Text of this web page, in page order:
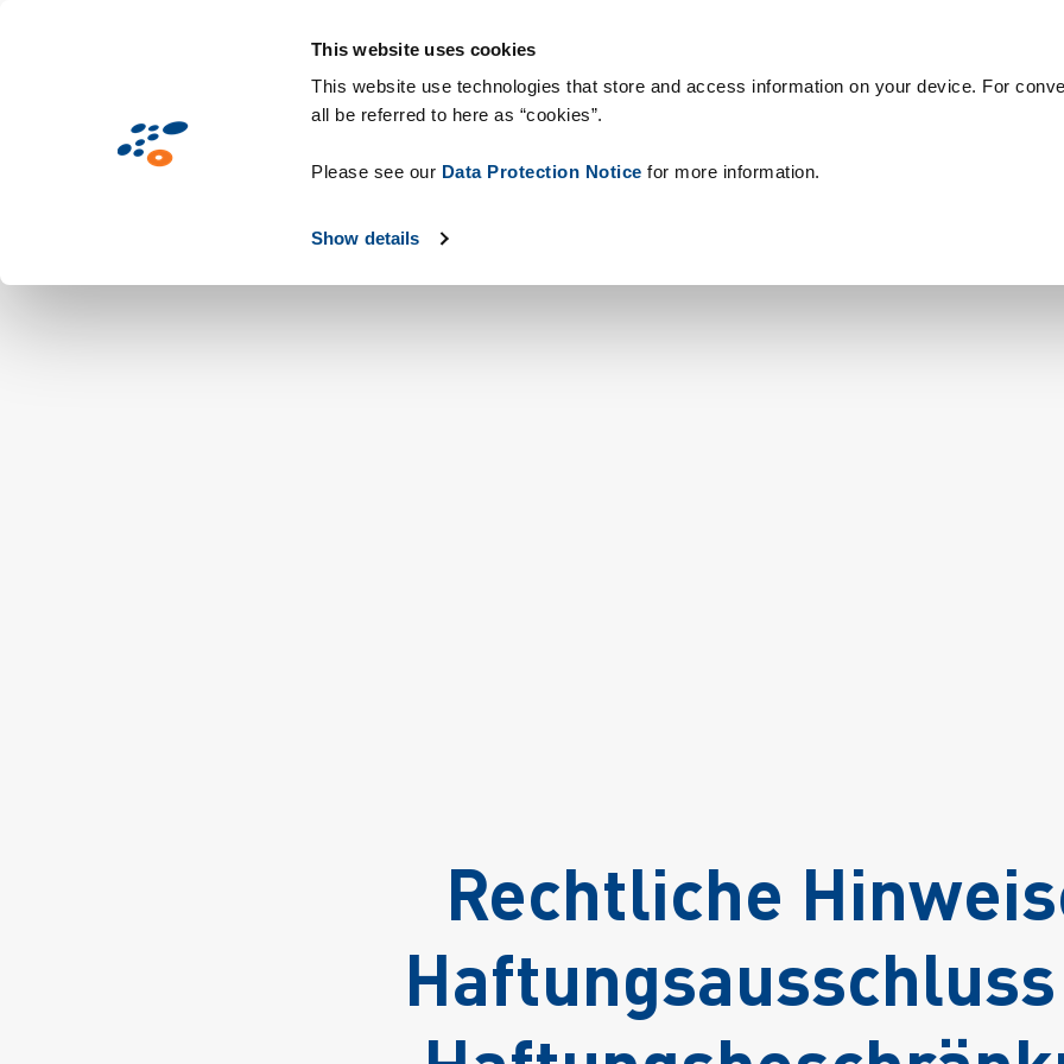
This website uses cookies
This website use technologies that store and access information on your device. For
all be referred to here as “cookies”.
Please see our Data Protection Notice for more information.
Show details
Branchen Technologien & Supplies
Rechtliche